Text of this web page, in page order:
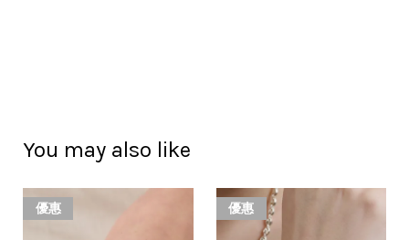
You may also like
優惠 優惠